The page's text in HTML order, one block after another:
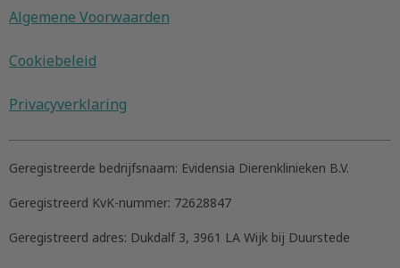
Algemene Voorwaarden
Cookiebeleid
Privacyverklaring
Geregistreerde bedrijfsnaam: Evidensia Dierenklinieken B.V.
Geregistreerd KvK-nummer: 72628847
Geregistreerd adres: Dukdalf 3, 3961 LA Wijk bij Duurstede